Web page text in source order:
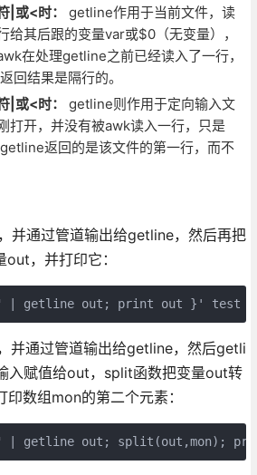
|或<时：
getline作用于当前文件，读
给其后跟的变量var或$0（无变量），
在处理getline之前已经读入了一行，
回结果是隔行的。
|或<时：
getline则作用于定向输入文
打开，并没有被awk读入一行，只是
返回的是该文件的第一行，而不
并通过管道输出给getline，然后再把
，并打印它：
| getline out; print out }' test
并通过管道输出给getline，然后getli
入赋值给out，split函数把变量out转
数组mon的第二个元素：
| getline out; split(out,mon);